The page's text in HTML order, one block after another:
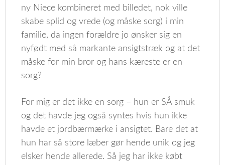
ny Niece kombineret med billedet, nok ville
skabe splid og vrede (og måske sorg) i min
familie, da ingen forældre jo ønsker sig en
nyfødt med så markante ansigtstræk og at det
måske for min bror og hans kæreste er en
sorg?
For mig er det ikke en sorg – hun er SÅ smuk
og det havde jeg også syntes hvis hun ikke
havde et jordbærmærke i ansigtet. Bare det at
hun har så store læber gør hende unik og jeg
elsker hende allerede. Så jeg har ikke købt